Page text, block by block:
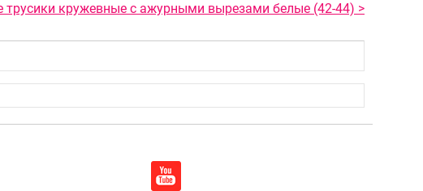
трусики кружевные с ажурными вырезами белые (42-44) >